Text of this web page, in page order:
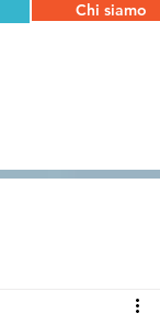
Chi siamo